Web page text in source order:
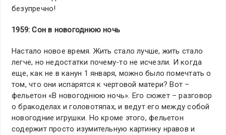
безупречно!
1959: Сон в новогоднюю ночь
Настало новое время. Жить стало лучше, жить стало
легче, но недостатки почему-то не исчезли. И когда
еще, как не в канун 1 января, можно было помечтать о
том, что они испарятся к чертовой матери? Вот –
фельетон «В новогоднюю ночь». Его сюжет – разговор
о бракоделах и головотяпах, и ведут его между собой
новогодние игрушки. Но кроме этого, фельетон
содержит просто изумительную картинку нравов и